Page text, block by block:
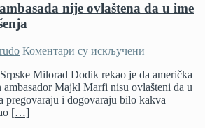
nije ovlaštena da u ime
Коментари су искључени
Američka
ambasada
nije
Milorad Dodik rekao je da američka
Majkl Marfi nisu ovlašteni da u
pregovaraju i dogovaraju bilo kakva
[…]